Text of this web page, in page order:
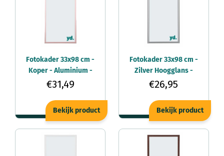
Fotokader 33x98 cm -
Koper - Aluminium -
Kent
€31,49
Bekijk product
Fotokader 33x98 cm -
Zilver Hoogglans -
Kunststof - Annecy
€26,95
Bekijk product